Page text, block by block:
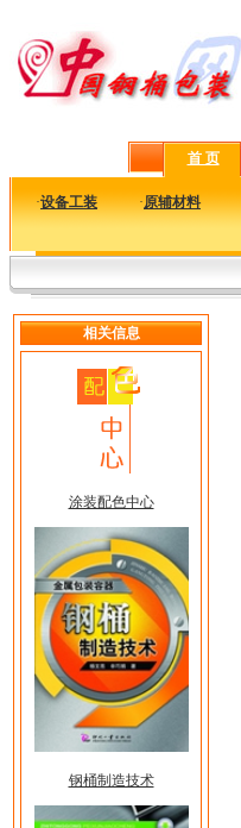
首 页
·设备工装 ·原辅材料
相关信息
涂装配色中心
钢桶制造技术